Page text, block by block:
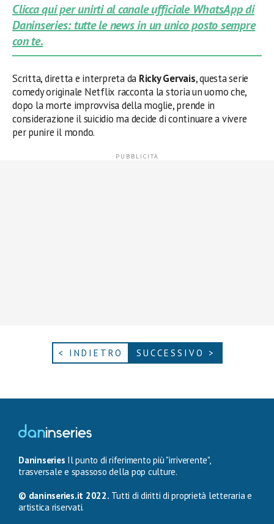
Clicca qui per unirti al canale ufficiale WhatsApp di
Daninseries: tutte le news in un unico posto sempre
con te.
Scritta, diretta e interpreta da Ricky Gervais, questa serie
comedy originale Netflix racconta la storia un uomo che,
dopo la morte improvvisa della moglie, prende in
considerazione il suicidio ma decide di continuare a vivere
per punire il mondo.
< INDIETRO SUCCESSIVO >
Daninseries Il punto di riferimento più "irriverente",
trasversale e spassoso della pop culture.
© daninseries.it 2022. Tutti di diritti di proprietà letteraria e
artistica riservati.